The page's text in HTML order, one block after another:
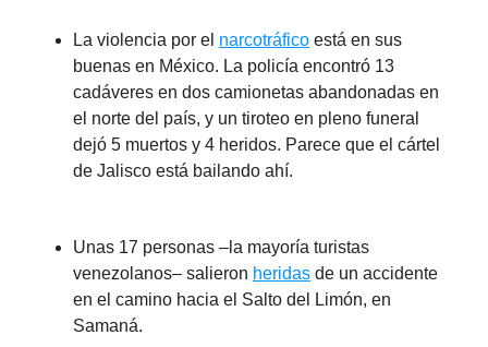
La violencia por el narcotráfico está en sus
buenas en México. La policía encontró 13
cadáveres en dos camionetas abandonadas en
el norte del país, y un tiroteo en pleno funeral
dejó 5 muertos y 4 heridos. Parece que el cártel
de Jalisco está bailando ahí.
Unas 17 personas –la mayoría turistas
venezolanos– salieron heridas de un accidente
en el camino hacia el Salto del Limón, en
Samaná.